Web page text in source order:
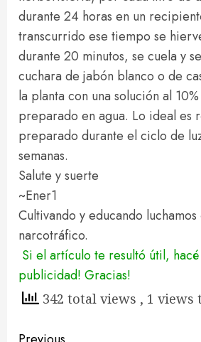
durante 24 horas en un
transcurrido ese tiempo se
durante 20 minutos, se cuela y
cuchara de jabón blanco o de
la planta con una solución al
preparado en agua. Lo ideal es
preparado durante el ciclo de
semanas.
Salute y suerte
~Ener1
Cultivando y educando
narcotráfico.
Si el artículo te resultó útil,
publicidad! Gracias!
342 total views , 1 views